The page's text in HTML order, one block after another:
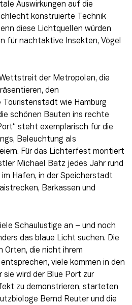
Auswirkungen auf die
konstruierte Technik
diese Lichtquellen würden
für nachtaktive Insekten, Vögel
der Metropolen, die
den
Touristenstadt wie Hamburg
schönen Bauten ins rechte
steht exemplarisch für die
Beleuchtung als
Für das Lichterfest montiert
Michael Batz jedes Jahr rund
Hafen, in der Speicherstadt
Barkassen und
Schaulustige an – und noch
das blaue Licht suchen. Die
Orten, die nicht ihrem
viele kommen in den
sie wird der Blue Port zur
zu demonstrieren, starteten
Bernd Reuter und die